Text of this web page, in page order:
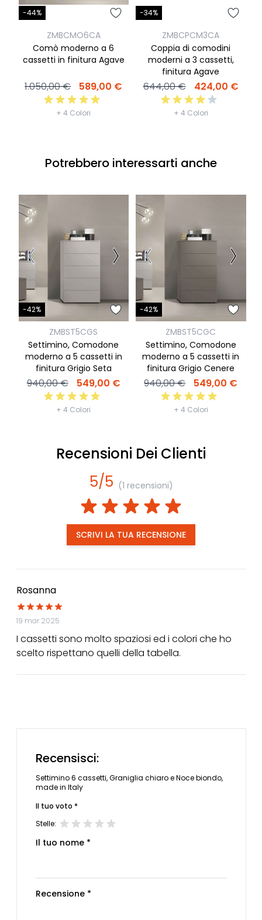
-44%
ZMBCMO6CA
Comò moderno a 6
cassetti in finitura Agave
1.050,00 € 589,00 €
+ 4 Colori
-34%
ZMBCPCM3CA
Coppia di comodini
moderni a 3 cassetti,
finitura Agave
644,00 € 424,00 €
+ 4 Colori
Potrebbero interessarti anche
-42%
ZMBST5CGS
Settimino, Comodone
moderno a 5 cassetti in
finitura Grigio Seta
940,00 € 549,00 €
+ 4 Colori
-42%
ZMBST5CGC
Settimino, Comodone
moderno a 5 cassetti in
finitura Grigio Cenere
940,00 € 549,00 €
+ 4 Colori
Recensioni Dei Clienti
5/5 (1 recensioni)
SCRIVI LA TUA RECENSIONE
Rosanna
19 mar 2025
I cassetti sono molto spaziosi ed i colori che ho
scelto rispettano quelli della tabella.
Recensisci:
Settimino 6 cassetti, Graniglia chiaro e Noce biondo,
made in Italy
Il tuo voto *
Stelle:
Il tuo nome *
Recensione *